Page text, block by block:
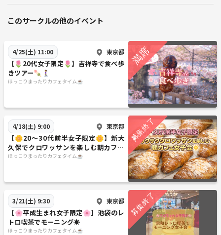
このサークルの他のイベント
4/25(土) 11:00 東京都
【🌷20代女子限定🌷】吉祥寺で食べ歩
きツアー🍡🚶‍♀️
ほっこりまったりカフェタイム☕️
4/18(土) 9:00 東京都
【🌼20〜30代前半女子限定🌼】新大
久保でクロワッサンを楽しむ朝カフェ
会🥐
ほっこりまったりカフェタイム☕️
3/21(土) 9:30 東京都
【🌸平成生まれ女子限定🌸】池袋のレ
トロ喫茶でモーニング☀️
ほっこりまったりカフェタイム☕️